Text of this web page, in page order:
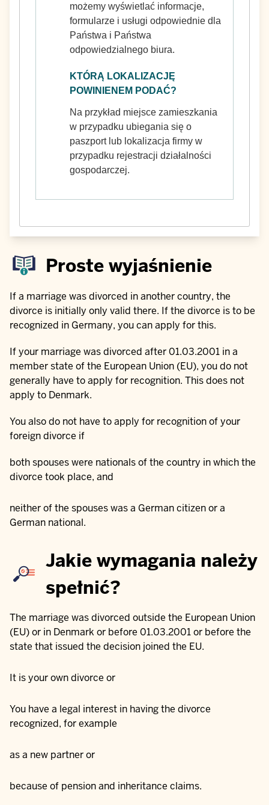
możemy wyświetlać informacje,
formularze i usługi odpowiednie dla
Państwa i Państwa
odpowiedzialnego biura.
KTÓRĄ LOKALIZACJĘ
POWINIENEM PODAĆ?
Na przykład miejsce zamieszkania
w przypadku ubiegania się o
paszport lub lokalizacja firmy w
przypadku rejestracji działalności
gospodarczej.
Proste wyjaśnienie
If a marriage was divorced in another country, the
divorce is initially only valid there. If the divorce is to be
recognized in Germany, you can apply for this.
If your marriage was divorced after 01.03.2001 in a
member state of the European Union (EU), you do not
generally have to apply for recognition. This does not
apply to Denmark.
You also do not have to apply for recognition of your
foreign divorce if
both spouses were nationals of the country in which the
divorce took place, and
neither of the spouses was a German citizen or a
German national.
Jakie wymagania należy
spełnić?
The marriage was divorced outside the European Union
(EU) or in Denmark or before 01.03.2001 or before the
state that issued the decision joined the EU.
It is your own divorce or
You have a legal interest in having the divorce
recognized, for example
as a new partner or
because of pension and inheritance claims.